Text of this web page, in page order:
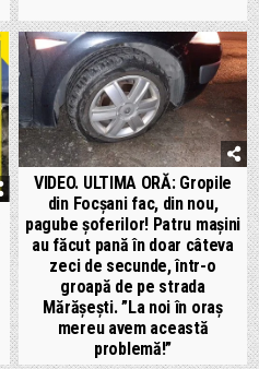
VIDEO. ULTIMA ORĂ: Gropile
din Focșani fac, din nou,
pagube șoferilor! Patru mașini
au făcut pană în doar câteva
zeci de secunde, într-o
groapă de pe strada
Mărășești. ”La noi în oraș
mereu avem această
problemă!”